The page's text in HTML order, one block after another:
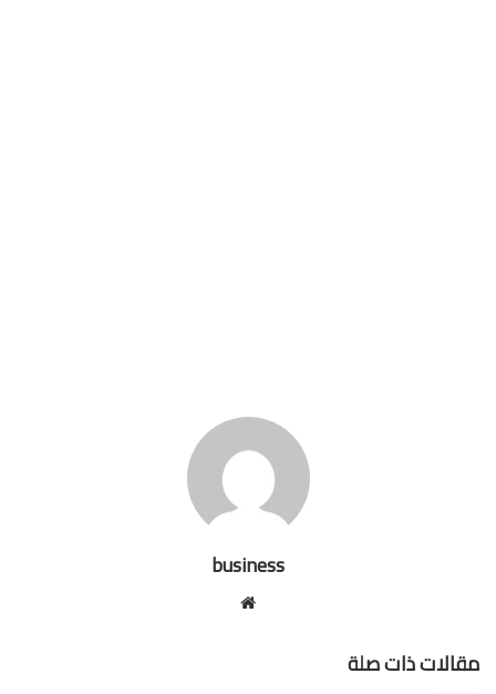
business
مقالات ذات صلة